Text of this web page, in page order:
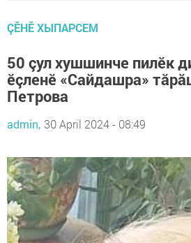
ÇӖНӖ ХЫПАРСЕМ
50 çул хушшинче пилӗк
ӗçленӗ «Сайдашра»
Петрова
admin, 30 April 2024 - 08:49